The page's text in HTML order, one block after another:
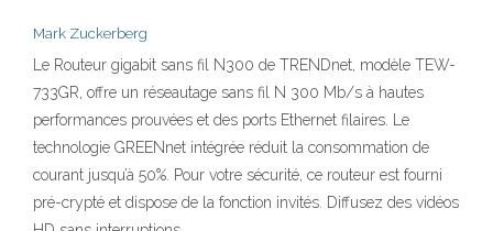
Mark Zuckerberg
Le Routeur gigabit sans fil N300 de TRENDnet, modèle TEW-
733GR, offre un réseautage sans fil N 300 Mb/s à hautes
performances prouvées et des ports Ethernet filaires. Le
technologie GREENnet intégrée réduit la consommation de
courant jusqu’à 50%. Pour votre sécurité, ce routeur est fourni
pré-crypté et dispose de la fonction invités. Diffusez des vidéos